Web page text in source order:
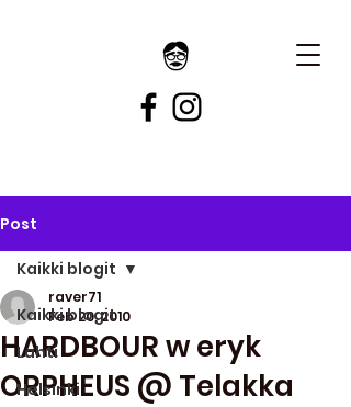
Post
Kaikki blogit
Lahti
Helsinki
Kaikki blogit
HARDBOUR w eryk
ORPHEUS @ Telakka
raver71
Feb 20, 2010